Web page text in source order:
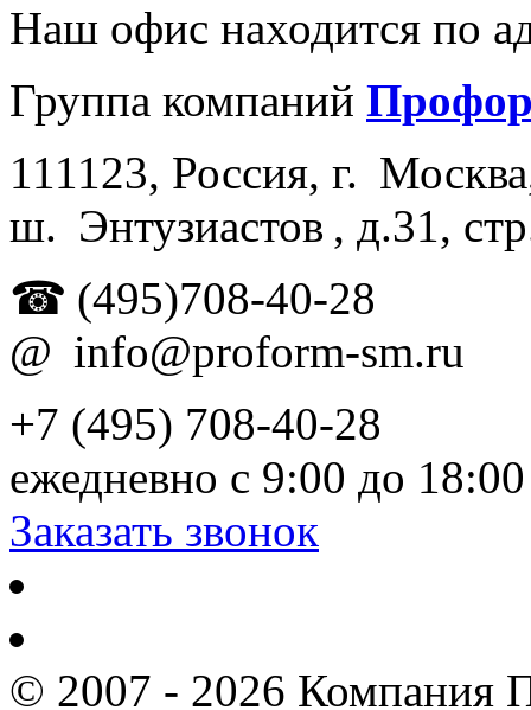
Наш офис находится по
Группа компаний
111123, Россия, г. Москва
ш. Энтузиастов , д.31,
☎ (495)708-40-28
@ info@proform-sm.ru
+7 (495) 708-40-28
ежедневно с 9:00 до 18:00
Заказать звонок
© 2007 - 2026 Компания